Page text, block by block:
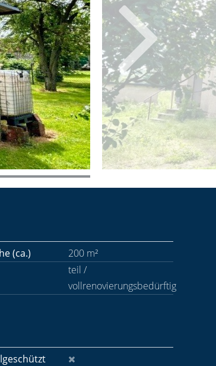
(ca.) 200 m²
teil /
vollrenovierungsbedürftig